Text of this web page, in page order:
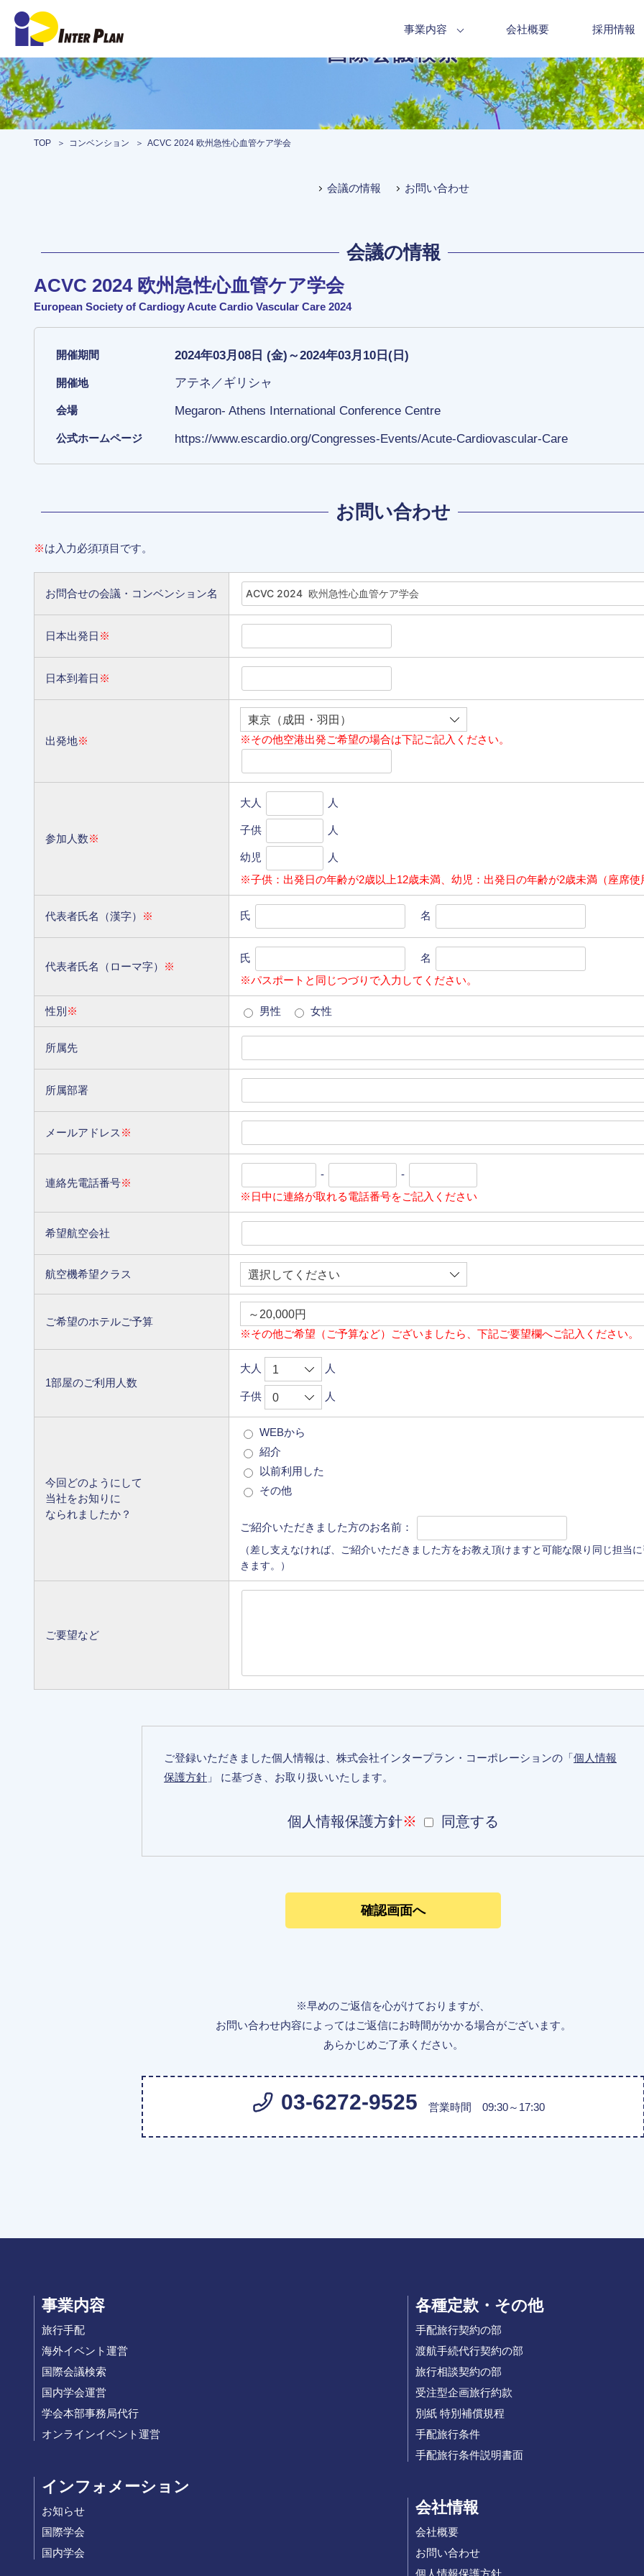
事業内容 会社概要 採用情報
国際会議検索
TOP コンベンション ACVC 2024 欧州急性心血管ケア学会
会議の情報 お問い合わせ
会議の情報
ACVC 2024 欧州急性心血管ケア学会
European Society of Cardiogy Acute Cardio Vascular Care 2024
開催期間 2024年03月08日 (金)～2024年03月10日(日)
開催地 アテネ／ギリシャ
会場 Megaron- Athens International Conference Centre
公式ホームページ https://www.escardio.org/Congresses-Events/Acute-Cardiovascular-Care
お問い合わせ
※は入力必須項目です。
お問合せの会議・コンベンション名
日本出発日 ※
日本到着日 ※
出発地※ ※その他空港出発ご希望の場合は下記ご記入ください。
参加人数※
大人 人
子供 人
幼児
人
※子供：出発日の年齢が2歳以上12歳未満、幼児：出発日の年齢が2歳未満（座席使
代表者氏名（漢字） ※ 氏 名
代表者氏名（ローマ字） ※
氏
名
※パスポートと同じつづりで入力してください。
性別 ※ 男性 女性
所属先
所属部署
メールアドレス ※
連絡先電話番号※
-
-
※日中に連絡が取れる電話番号をご記入ください
希望航空会社
航空機希望クラス
ご希望のホテルご予算
※その他ご希望（ご予算など）ございましたら、下記ご要望欄へご記入ください。
1部屋のご利用人数
大人 人
子供 人
今回どのようにして
当社をお知りに
なられましたか？
WEBから
紹介
以前利用した
その他
ご紹介いただきました方のお名前：
（差し支えなければ、ご紹介いただきました方をお教え頂けますと可能な限り同じ担当
きます。）
ご要望など
ご登録いただきました個人情報は、株式会社インタープラン・コーポレーションの「個人情報
保護方針 」 に基づき、お取り扱いいたします。
個人情報保護方針※ 同意する
※早めのご返信を心がけておりますが、
お問い合わせ内容によってはご返信にお時間がかかる場合がございます。
あらかじめご了承ください。
03-6272-9525 営業時間 09:30～17:30
事業内容
旅行手配
海外イベント運営
国際会議検索
国内学会運営
学会本部事務局代行
オンラインイベント運営
インフォメーション
お知らせ
国際学会
国内学会
各種定款・その他
手配旅行契約の部
渡航手続代行契約の部
旅行相談契約の部
受注型企画旅行約款
別紙 特別補償規程
手配旅行条件
手配旅行条件説明書面
会社情報
会社概要
お問い合わせ